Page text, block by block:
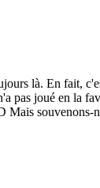
là. En fait,
joué en la
Mais souvenons-